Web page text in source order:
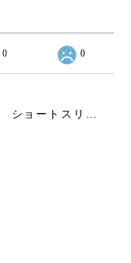
0 0
LNA／エルエヌエー ショートスリーブクルーネックシャツ／ブラック